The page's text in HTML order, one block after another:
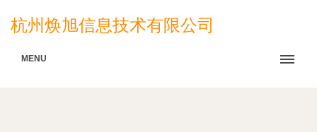
杭州焕旭信息技术有限公司
MENU